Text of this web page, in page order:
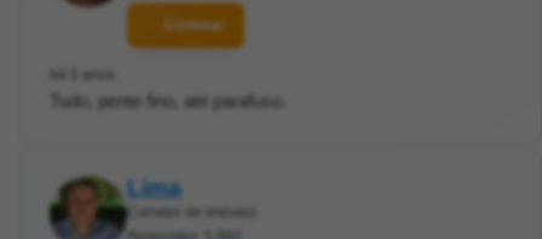
Contatar
há 5 anos
Tudo, pente fino, até parafuso.
Lima
Corretor de imóveis